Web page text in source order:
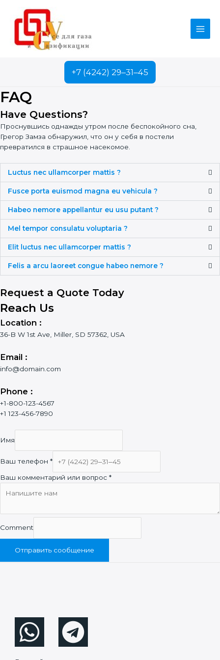
содержимому
Main
+7 (4242) 29‒31‒45
FAQ
Have Questions?
Проснувшись однажды утром после беспокойного сна,
Грегор Замза обнаружил, что он у себя в постели
превратился в страшное насекомое.
Luctus nec ullamcorper mattis ?
Fusce porta euismod magna eu vehicula ?
Habeo nemore appellantur eu usu putant ?
Mel tempor consulatu voluptaria ?
Elit luctus nec ullamcorper mattis ?
Felis a arcu laoreet congue habeo nemore ?
Request a Quote Today
Reach Us
Location :
36-B W 1st Ave, Miller, SD 57362, USA
Email :
info@domain.com
Phone :
+1-800-123-4567
+1 123-456-7890
Имя
Ваш телефон *
Ваш комментарий или вопрос *
Comment
Отправить сообщение